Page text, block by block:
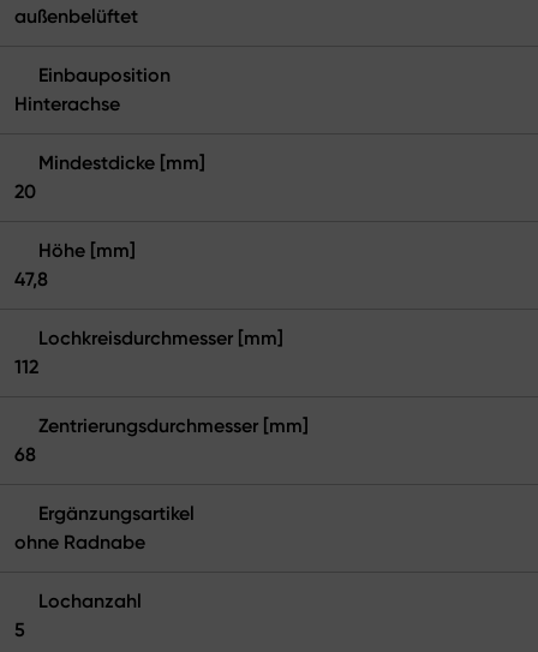
außenbelüftet
Einbauposition
Hinterachse
Mindestdicke [mm]
20
Höhe [mm]
47,8
Lochkreisdurchmesser [mm]
112
Zentrierungsdurchmesser [mm]
68
Ergänzungsartikel
ohne Radnabe
Lochanzahl
5